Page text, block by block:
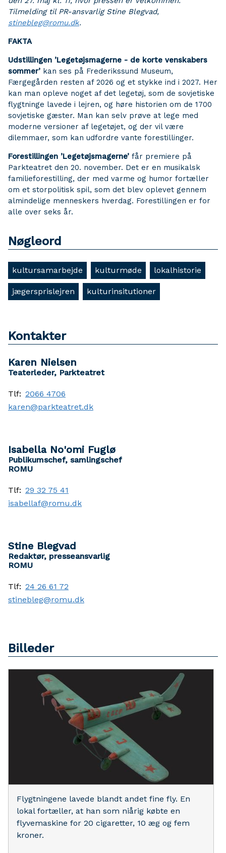
Tilmelding til PR-ansvarlig Stine Blegvad,
stinebleg@romu.dk.
FAKTA
Udstillingen ’Legetøjsmagerne - de korte venskabers
sommer’ kan ses på Frederikssund Museum,
Færgegården resten af 2026 og et stykke ind i 2027. Her
kan man opleve noget af det legetøj, som de sovjetiske
flygtninge lavede i lejren, og høre historien om de 1700
sovjetiske gæster. Man kan selv prøve at lege med
moderne versioner af legetøjet, og der vil være
dilemmaer, som kan udfordre vante forestillinger.
Forestillingen ’Legetøjsmagerne’ får premiere på
Parkteatret den 20. november. Det er en musikalsk
familieforestilling, der med varme og humor fortæller
om et storpolitisk spil, som det blev oplevet gennem
almindelige menneskers hverdag. Forestillingen er for
alle over seks år.
Nøgleord
kultursamarbejde kulturmøde lokalhistorie
jægersprislejren kulturinsitutioner
Kontakter
Karen Nielsen
Teaterleder, Parkteatret
Tlf: 2066 4706
karen@parkteatret.dk
Isabella No'omi Fuglø
Publikumschef, samlingschef
ROMU
Tlf: 29 32 75 41
isabellaf@romu.dk
Stine Blegvad
Redaktør, presseansvarlig
ROMU
Tlf: 24 26 61 72
stinebleg@romu.dk
Billeder
Flygtningene lavede blandt andet fine fly. En
lokal fortæller, at han som niårig købte en
flyvemaskine for 20 cigaretter, 10 æg og fem
kroner.